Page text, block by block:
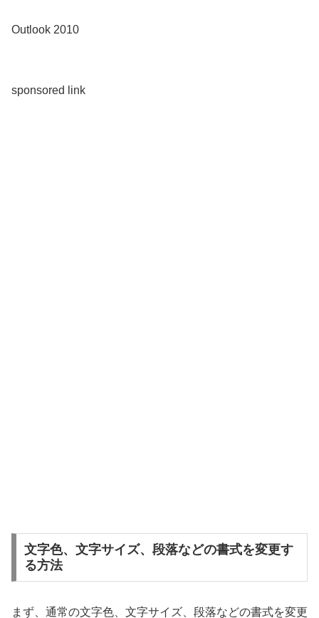
Outlook 2010
sponsored link
文字色、文字サイズ、段落などの書式を変更す
る方法
まず、通常の文字色、文字サイズ、段落などの書式を変更